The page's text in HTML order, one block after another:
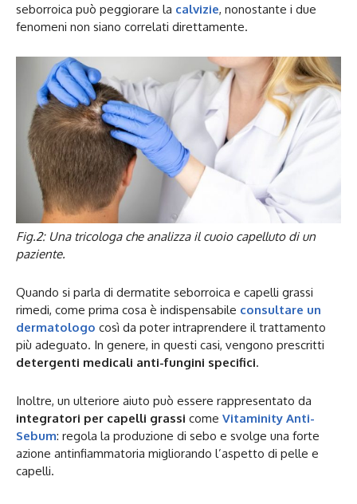
seborroica può peggiorare la calvizie, nonostante i due
fenomeni non siano correlati direttamente.
Fig.2: Una tricologa che analizza il cuoio capelluto di un
paziente.
Quando si parla di dermatite seborroica e capelli grassi
rimedi, come prima cosa è indispensabile consultare un
dermatologo così da poter intraprendere il trattamento
più adeguato. In genere, in questi casi, vengono prescritti
detergenti medicali anti-fungini specifici.
Inoltre, un ulteriore aiuto può essere rappresentato da
integratori per capelli grassi come Vitaminity Anti-
Sebum: regola la produzione di sebo e svolge una forte
azione antinfiammatoria migliorando l’aspetto di pelle e
capelli.